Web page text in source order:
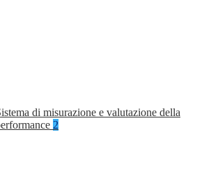
di misurazione e valutazione della
2